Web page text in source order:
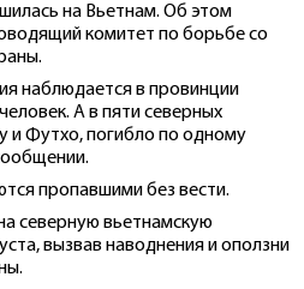
на Вьетнам. Об этом
комитет по борьбе со
наблюдается в провинции
А в пяти северных
и Футхо, погибло по одному
пропавшими без вести.
северную вьетнамскую
вызвав наводнения и оползни